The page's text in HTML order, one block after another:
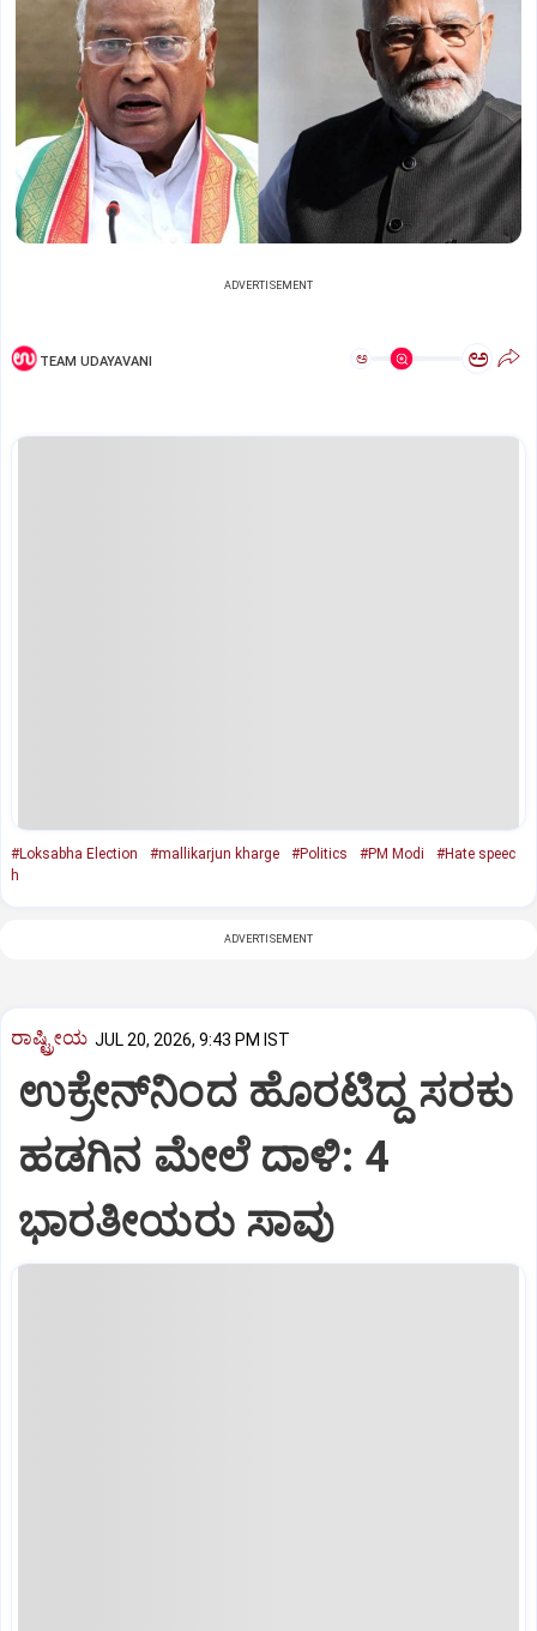
ADVERTISEMENT
TEAM UDAYAVANI ಅ ಅ
#Loksabha Election #mallikarjun kharge #Politics #PM Modi
#Hate speec
h
ADVERTISEMENT
ರಾಷ್ಟ್ರೀಯ JUL 20, 2026, 9:43 PM IST
ಉಕ್ರೇನ್‌ನಿಂದ ಹೊರಟಿದ್ದ ಸರಕು
ಹಡಗಿನ ಮೇಲೆ ದಾಳಿ: 4
ಭಾರತೀಯರು ಸಾವು